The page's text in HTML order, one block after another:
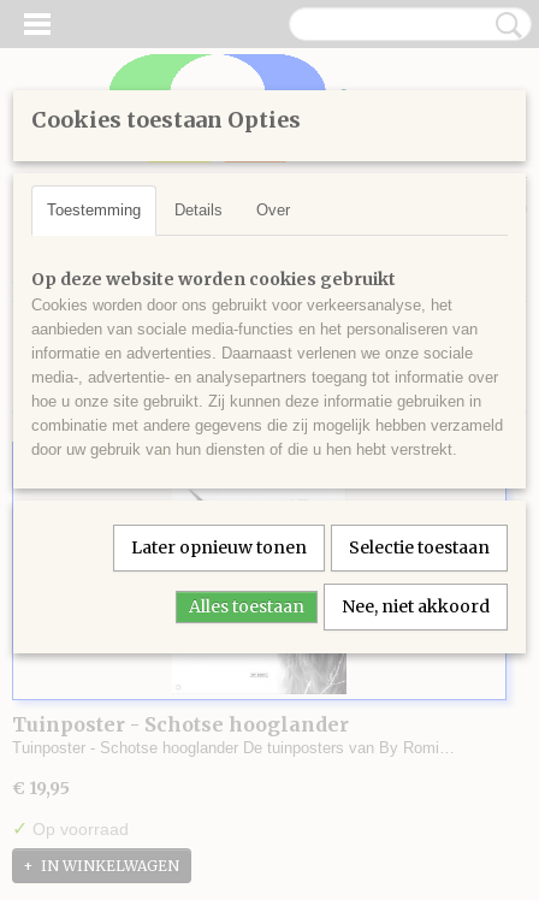
Inloggen Registreren
UW WINKELWAGEN
Home >wonen>Wanddecoratie
Sorteer op:
Tuinposter - Schotse hooglander
Tuinposter - Schotse hooglander De tuinposters van By Romi…
€ 19,95
✓ Op voorraad
IN WINKELWAGEN
Cookies toestaan Opties
Toestemming Details Over
Op deze website worden cookies gebruikt
Cookies worden door ons gebruikt voor verkeersanalyse, het
aanbieden van sociale media-functies en het personaliseren van
informatie en advertenties. Daarnaast verlenen we onze sociale
media-, advertentie- en analysepartners toegang tot informatie over
hoe u onze site gebruikt. Zij kunnen deze informatie gebruiken in
combinatie met andere gegevens die zij mogelijk hebben verzameld
door uw gebruik van hun diensten of die u hen hebt verstrekt.
Later opnieuw tonen Selectie toestaan
Alles toestaan Nee, niet akkoord